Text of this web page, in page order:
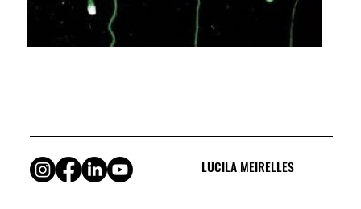
LUCILA MEIRELLES